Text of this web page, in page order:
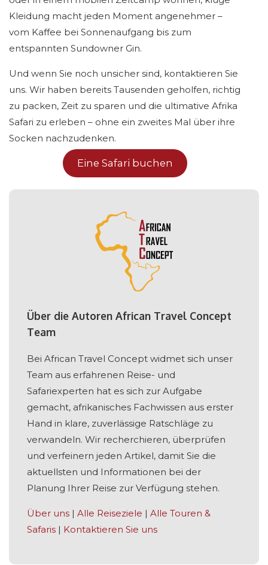
Kleidung macht jeden Moment angenehmer –
vom Kaffee bei Sonnenaufgang bis zum
entspannten Sundowner Gin.
Und wenn Sie noch unsicher sind, kontaktieren Sie
uns. Wir haben bereits Tausenden geholfen, richtig
zu packen, Zeit zu sparen und die ultimative Afrika
Safari zu erleben – ohne ein zweites Mal über ihre
Socken nachzudenken.
Eine Safari buchen
Über die Autoren African Travel Concept
Team
Bei African Travel Concept widmet sich unser
Team aus erfahrenen Reise- und
Safariexperten hat es sich zur Aufgabe
gemacht, afrikanisches Fachwissen aus erster
Hand in klare, zuverlässige Ratschläge zu
verwandeln. Wir recherchieren, überprüfen
und verfeinern jeden Artikel, damit Sie die
aktuellsten und Informationen bei der
Planung Ihrer Reise zur Verfügung stehen.
Über uns | Alle Reiseziele | Alle Touren &
Safaris | Kontaktieren Sie uns